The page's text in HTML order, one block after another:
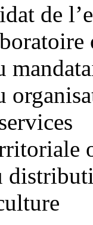
de